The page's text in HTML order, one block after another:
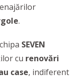
.
SEVEN
cu renovări
case, indiferent